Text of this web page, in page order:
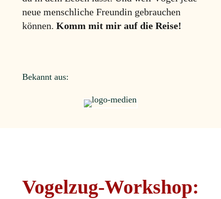
neue menschliche Freundin gebrauchen
können. Komm mit mir auf die Reise!
Bekannt aus:
Vogelzug-Workshop: